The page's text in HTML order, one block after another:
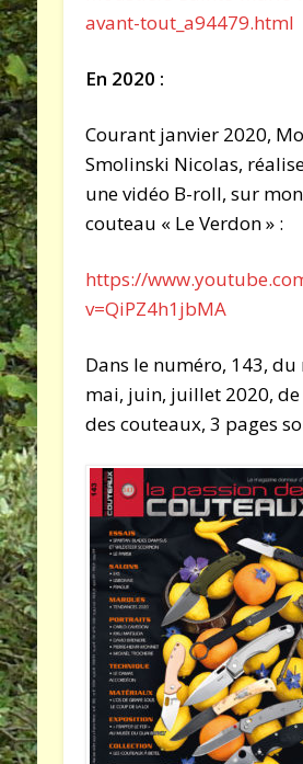
avant-tout_a94479.html
En 2020 :
Courant janvier 2020,
Smolinski Nicolas,
une vidéo B-roll, sur
couteau « Le Verdon » :
https://
v=QiPZ4h1jbMA
Dans le numéro, 143, du
mai, juin, juillet 2020,
des couteaux, 3 pages